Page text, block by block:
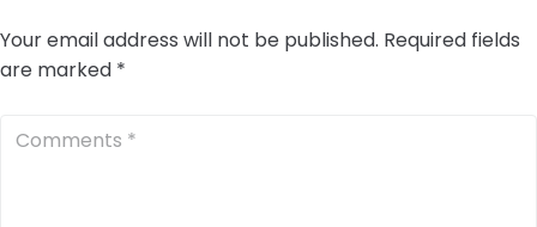
Your email address will not be published. Required fields
are marked *